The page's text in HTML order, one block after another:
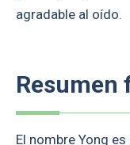
agradable al oído.
Resumen
El nombre Yong